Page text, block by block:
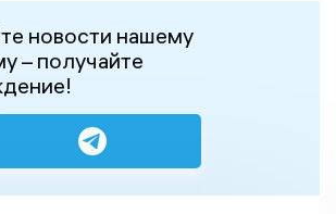
новости нашему
– получайте